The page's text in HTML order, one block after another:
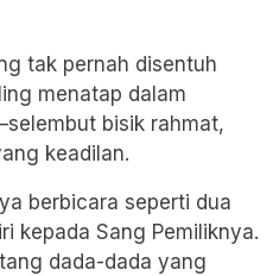
tak pernah disentuh
menatap dalam
bisik rahmat,
keadilan.
berbicara seperti dua
kepada Sang Pemiliknya.
dada-dada yang